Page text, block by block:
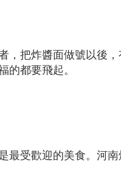
，把炸醬面做號以後
都要飛起。
最受歡迎的美食。河